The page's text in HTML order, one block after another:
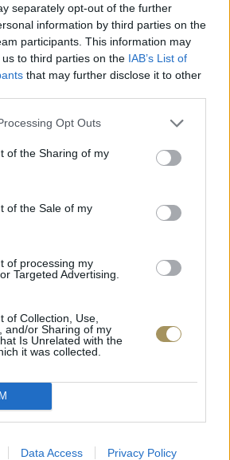
separately opt-out of the further
information by third parties on the
participants. This information may
to third parties on the IAB’s List of
that may further disclose it to other
Opt Outs
of the Sharing of my
of the Sale of my
of processing my
Targeted Advertising.
of Collection, Use,
and/or Sharing of my
Is Unrelated with the
it was collected.
Data Access Privacy Policy
και την εξαιρετική τους ποιότητα.